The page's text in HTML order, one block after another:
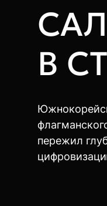
В
пережил